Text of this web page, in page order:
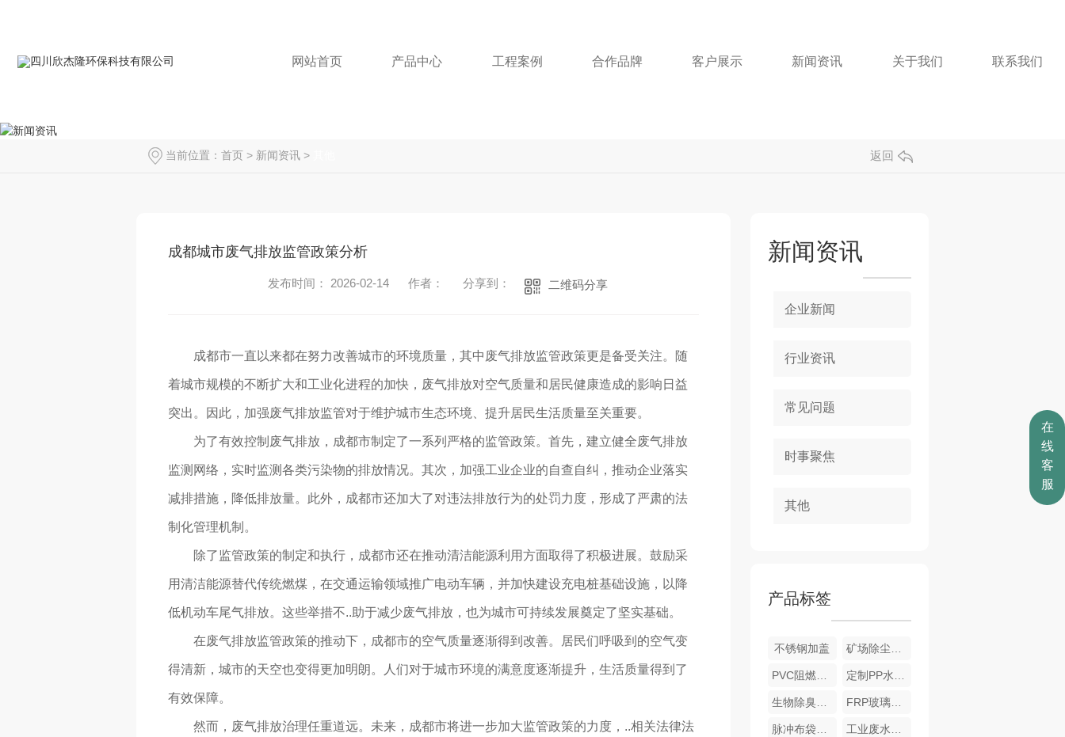
网站首页 产品中心 工程案例 合作品牌 客户展示 新闻资讯 关于我们 联系我们
当前位置： 首页 > 新闻资讯 > 返回
成都城市废气排放监管政策分析
发布时间： 2026-02-14 作者： 分享到： 二维码分享
成都市一直以来都在努力改善城市的环境质量，其中废气排放监管政策更是备受关注。随
着城市规模的不断扩大和工业化进程的加快，废气排放对空气质量和居民健康造成的影响日益
突出。因此，加强废气排放监管对于维护城市生态环境、提升居民生活质量至关重要。
为了有效控制废气排放，成都市制定了一系列严格的监管政策。首先，建立健全废气排放
监测网络，实时监测各类污染物的排放情况。其次，加强工业企业的自查自纠，推动企业落实
减排措施，降低排放量。此外，成都市还加大了对违法排放行为的处罚力度，形成了严肃的法
制化管理机制。
除了监管政策的制定和执行，成都市还在推动清洁能源利用方面取得了积极进展。鼓励采
用清洁能源替代传统燃煤，在交通运输领域推广电动车辆，并加快建设充电桩基础设施，以降
低机动车尾气排放。这些举措不..助于减少废气排放，也为城市可持续发展奠定了坚实基础。
在废气排放监管政策的推动下，成都市的空气质量逐渐得到改善。居民们呼吸到的空气变
得清新，城市的天空也变得更加明朗。人们对于城市环境的满意度逐渐提升，生活质量得到了
有效保障。
然而，废气排放治理任重道远。未来，成都市将进一步加大监管政策的力度，..相关法律法
新闻资讯
企业新闻
行业资讯
常见问题
时事聚焦
其他
产品标签
不锈钢加盖 矿场除尘设备
PVC阻燃喷淋塔 定制PP水洗塔
生物除臭系统 FRP玻璃钢加盖
脉冲布袋除尘器 工业废水处理
在
线
客
服